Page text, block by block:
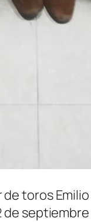
toros